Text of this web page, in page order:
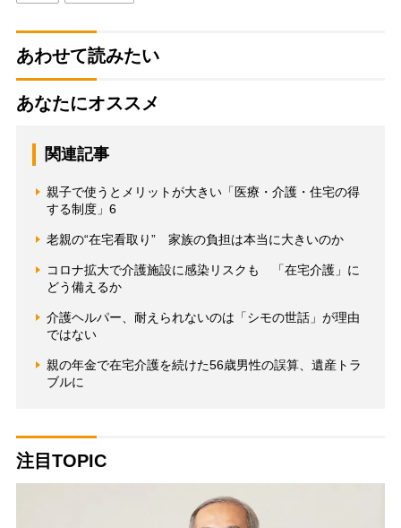
あわせて読みたい
あなたにオススメ
関連記事
親子で使うとメリットが大きい「医療・介護・住宅の得
する制度」6
老親の“在宅看取り” 家族の負担は本当に大きいのか
コロナ拡大で介護施設に感染リスクも 「在宅介護」に
どう備えるか
介護ヘルパー、耐えられないのは「シモの世話」が理由
ではない
親の年金で在宅介護を続けた56歳男性の誤算、遺産トラ
ブルに
注目TOPIC